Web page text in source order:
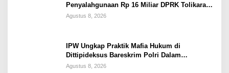
Penyalahgunaan Rp 16 Miliar DPRK Tolikara
Tahun 2017
Agustus 8, 2026
IPW Ungkap Praktik Mafia Hukum di
Dittipideksus Bareskrim Polri Dalam
Penanganan Kasus PT ARA
Agustus 8, 2026